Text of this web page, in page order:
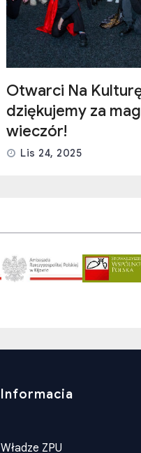
Otwarci Na
dziękujemy za
wieczór!
Lis 24, 2025
Informacia
Władze ZPU